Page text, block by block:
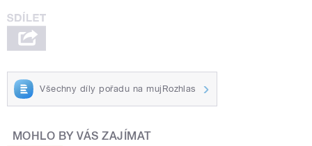
Všechny díly pořadu na mujRozhlas
MOHLO BY VÁS ZAJÍMAT